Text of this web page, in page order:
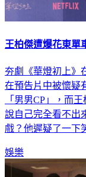
王柏傑遭爆花東
夯劇《華燈初上》
在預告片中被懷疑
「男男CP」，而
說自己完全看不出
戲？他遲疑了一下
娛樂